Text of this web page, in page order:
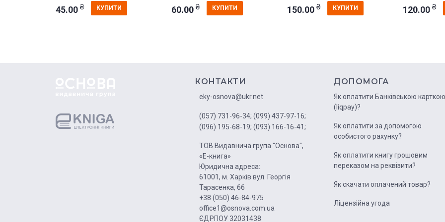
День 4. Чи жили динозаври на
День 3. Чим багаті надра України? …...
День 4. Чому потрібно оберігати
День 5. Де в Україні видобувають
День 1. Що буде, коли я виросту? . ..
День 3. Що я знаю про сучасне
День 5. Що є запорукою здоров’я і
Тиждень 4. . ….. 65
45.00 ₴ КУПИТИ 60.00 ₴ КУПИТИ 150.00 ₴ КУПИТИ 120.00 ₴
КОНТАКТИ
eky-osnova@ukr.net
(057) 731-96-34; (099) 437-97-16;
(096) 195-68-19; (093) 166-16-41;
ТОВ Видавнича група "Основа",
«Е-книга»
Юридична адреса:
61001, м. Харків вул. Георгія
Тарасенка, 66
+38 (050) 46-84-975
office1@osnova.com.ua
ЄДРПОУ 32031438
ДОПОМОГА
Як оплатити Банківською карткою
(liqpay)?
Як оплатити за допомогою
особистого рахунку?
Як оплатити книгу грошовим
переказом на реквізити?
Як скачати оплачений товар?
Ліцензійна угода